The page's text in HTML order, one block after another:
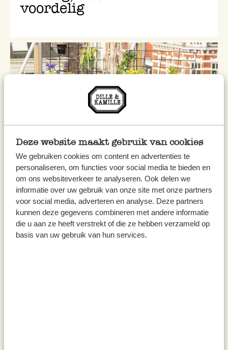
Deze website maakt gebruik van cookies
We gebruiken cookies om content en advertenties te
personaliseren, om functies voor social media te bieden en
om ons websiteverkeer te analyseren. Ook delen we
informatie over uw gebruik van onze site met onze partners
voor social media, adverteren en analyse. Deze partners
kunnen deze gegevens combineren met andere informatie
die u aan ze heeft verstrekt of die ze hebben verzameld op
basis van uw gebruik van hun services.
voordelig
Tuin van Dille
Een groene oase – ook op
een paar m2